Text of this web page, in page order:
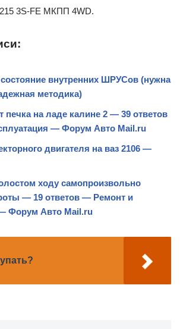
3S-FE МКПП 4WD.
внутренних ШРУСов (нужна
методика)
печка на ладе калине 2 — 39 ответов
— Форум Авто Mail.ru
двигателя на ваз 2106 —
ходу самопроизвольно
— 19 ответов — Ремонт и
Форум Авто Mail.ru